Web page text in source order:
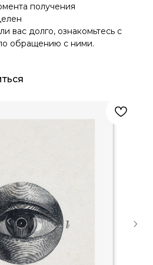
получения
вас долго, ознакомьтесь с
обращению с ними.